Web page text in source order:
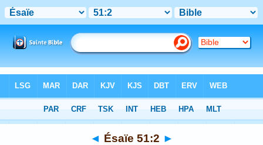
Chapitre 51> Verset 2
◄ Ésaïe 51:2 ►